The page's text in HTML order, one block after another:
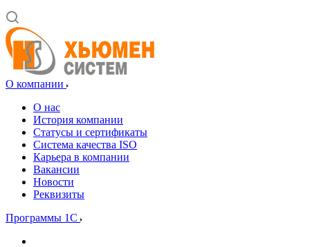
О компании
О нас
История компании
Статусы и сертификаты
Система качества ISO
Карьера в компании
Вакансии
Новости
Реквизиты
Программы 1С